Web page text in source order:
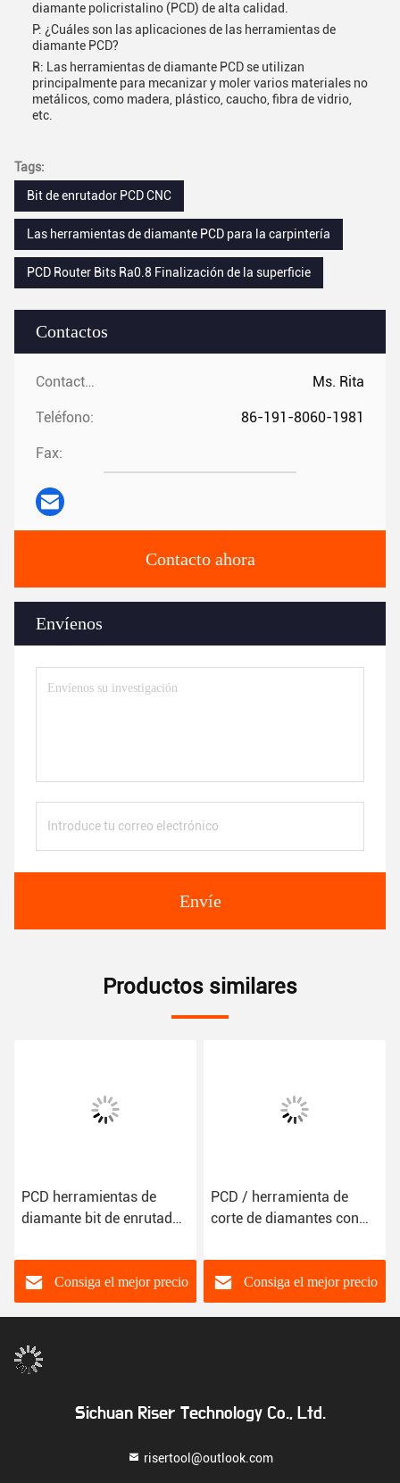
Contactos
Contactos: Ms. Rita
Teléfono: 86-191-8060-1981
Fax:
Contacto ahora
Envíenos
Envíe
diamante policristalino (PCD) de alta calidad.
P: ¿Cuáles son las aplicaciones de las herramientas de
diamante PCD?
R: Las herramientas de diamante PCD se utilizan
principalmente para mecanizar y moler varios materiales no
metálicos, como madera, plástico, caucho, fibra de vidrio,
etc.
Tags:
Bit de enrutador PCD CNC
Las herramientas de diamante PCD para la carpintería
PCD Router Bits Ra0.8 Finalización de la superficie
Productos similares
PCD herramientas de
diamante bit de enrutador
Consiga el mejor precio
PCD / herramienta de
corte de diamantes con
Ra0.2-Ra0.8
Consiga el mejor precio
Sichuan Riser Technology Co., Ltd.
risertool@outlook.com